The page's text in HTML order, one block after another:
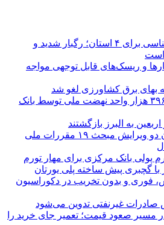
هشدار نارنجی هواشناسی برای ۴ استان؛ رگبار شدید و
است
و ریسک‌های قابل توجهی مواجه
بهای برق کشاورزی لغو شد
تأمین مالی بیش از ۳۹۶ هزار واحد نهضت ملی توسط بانک
تمدید اجرای همزمان دو ویرایش مبحث ۱۹ مقررات ملی
پولی بانک مرکزی برای مهار تورم
با گچبری پیش ساخته پلی یورتان
فوری و بدون تخریب در دکوراسیون
صادرات غیرنفتی تدوین می‌شود
مسیر صعود قیمت؛ تعمیر جای خرید را